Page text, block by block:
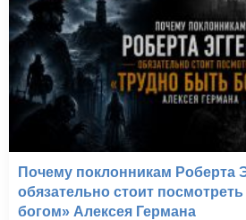
Почему поклонникам Роберта
обязательно стоит
богом» Алексея Германа